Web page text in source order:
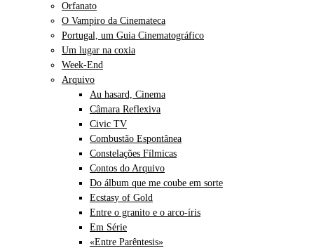
Orfanato
O Vampiro da Cinemateca
Portugal, um Guia Cinematográfico
Um lugar na coxia
Week-End
Arquivo
Au hasard, Cinema
Câmara Reflexiva
Civic TV
Combustão Espontânea
Constelações Fílmicas
Contos do Arquivo
Do álbum que me coube em sorte
Ecstasy of Gold
Entre o granito e o arco-íris
Em Série
«Entre Parêntesis»